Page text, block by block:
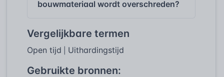
bouwmateriaal wordt overschreden?
Vergelijkbare termen
Open tijd Uithardingstijd
Gebruikte bronnen: